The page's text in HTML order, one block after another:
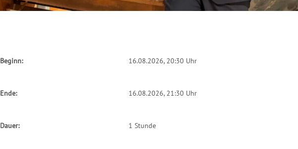
Beginn: 16.08.2026, 20:30 Uhr
Ende: 16.08.2026, 21:30 Uhr
Dauer: 1 Stunde